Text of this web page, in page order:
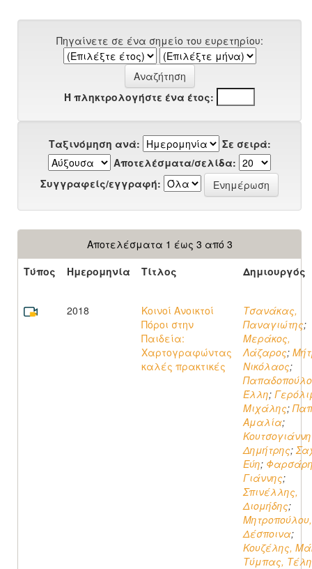
Πηγαίνετε σε ένα σημείο του ευρετηρίου:
Ή πληκτρολογήστε ένα έτος:
Ταξινόμηση ανά:
Σε σειρά:
Αποτελέσματα/σελίδα:
Συγγραφείς/εγγραφή:
Αποτελέσματα 1 έως 3 από 3
Τύπος
Ημερομηνία Τίτλος Δημιουργός
2018
Κοινοί Ανοικτοί
Πόροι στην
Παιδεία:
Χαρτογραφώντας
καλές πρακτικές
Τσανάκας,
Παναγιώτης;
Μεράκος,
Λάζαρος;
Νικόλαος;
Έλλη;
Μιχάλης;
Αμαλία;
Δημήτρης;
Εύη;
Γιάννης;
Σπινέλλης,
Διομήδης;
Μητροπούλου,
Δέσποινα;
Κουζέλης,
Τύμπας,